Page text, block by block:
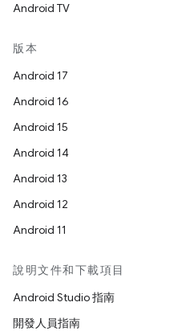
Android TV
版本
Android 17
Android 16
Android 15
Android 14
Android 13
Android 12
Android 11
說明文件和下載項目
Android Studio 指南
開發人員指南